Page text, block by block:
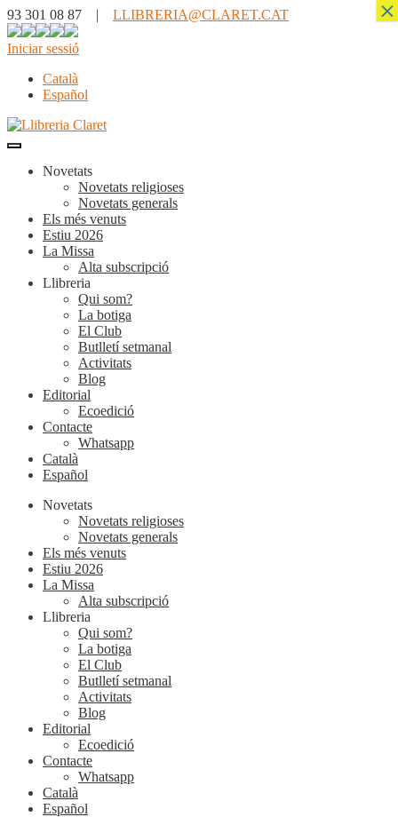
93 301 08 87 | LLIBRERIA@CLARET.CAT
Iniciar sessió
Català
Español
Novetats
Novetats religioses
Novetats generals
Els més venuts
Estiu 2026
La Missa
Alta subscripció
Llibreria
Qui som?
La botiga
El Club
Butlletí setmanal
Activitats
Blog
Editorial
Ecoedició
Contacte
Whatsapp
Català
Español
Novetats
Novetats religioses
Novetats generals
Els més venuts
Estiu 2026
La Missa
Alta subscripció
Llibreria
Qui som?
La botiga
El Club
Butlletí setmanal
Activitats
Blog
Editorial
Ecoedició
Contacte
Whatsapp
Català
Español
×